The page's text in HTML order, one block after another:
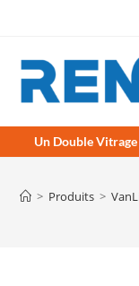
Un Double Vitrage
> Produits >